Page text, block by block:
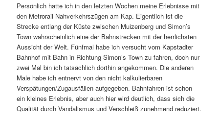
Persönlich hatte ich in den letzten Wochen meine Erlebnisse mit
den Metrorail Nahverkehrszügen am Kap. Eigentlich ist die
Strecke entlang der Küste zwischen Muizenberg und Simon’s
Town wahrscheinlich eine der Bahnstrecken mit der herrlichsten
Aussicht der Welt. Fünfmal habe ich versucht vom Kapstadter
Bahnhof mit Bahn in Richtung Simon’s Town zu fahren, doch nur
zwei Mal bin ich tatsächlich dorthin angekommen. Die anderen
Male habe ich entnervt von den nicht kalkulierbaren
Verspätungen/Zugausfällen aufgegeben. Bahnfahren ist schon
ein kleines Erlebnis, aber auch hier wird deutlich, dass sich die
Qualität durch Vandalismus und Verschleiß zunehmend reduziert.